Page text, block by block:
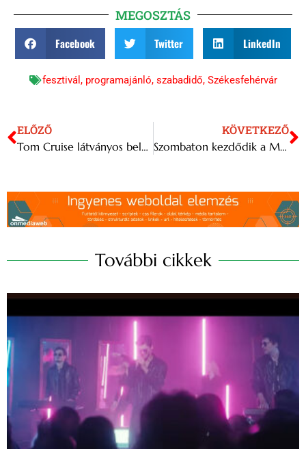
MEGOSZTÁS
Facebook Twitter LinkedIn
fesztivál , programajánló, szabadidő, Székesfehérvár
ELŐZŐ
Tom Cruise látványos belépővel jelent meg a párizsi olimpián
KÖVETKEZŐ
Szombaton kezdődik a Mesterségek Ünnepe a budai Várban
További cikkek